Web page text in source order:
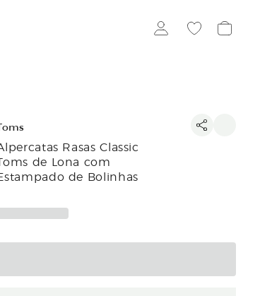
Rasas Classic
de Lona com
de Bolinhas